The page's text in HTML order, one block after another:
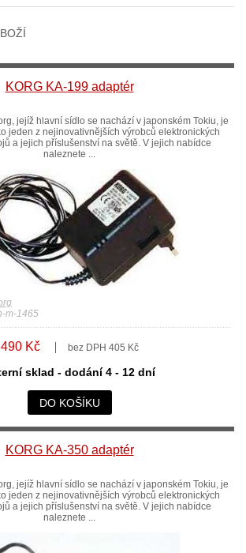
KORG KA-199 adaptér
jejíž hlavní sídlo se nachází v japonském Tokiu, je
jeden z nejinovativnějších výrobců elektronických
a jejich příslušenství na světě. V jejich nabídce
naleznete ...
m-1465
490 Kč bez DPH 405 Kč
sklad - dodání 4 - 12 dní
DO KOŠÍKU
KORG KA-350 adaptér
jejíž hlavní sídlo se nachází v japonském Tokiu, je
jeden z nejinovativnějších výrobců elektronických
a jejich příslušenství na světě. V jejich nabídce
naleznete ...